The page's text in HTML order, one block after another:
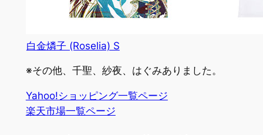
白金燐子 (Roselia) S
※その他、千聖、紗夜、はぐみありました。
Yahoo!ショッピング一覧ページ
楽天市場一覧ページ